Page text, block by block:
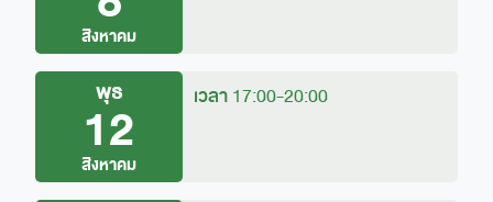
สิงหาคม
พุธ
12
สิงหาคม
เวลา17:00-20:00